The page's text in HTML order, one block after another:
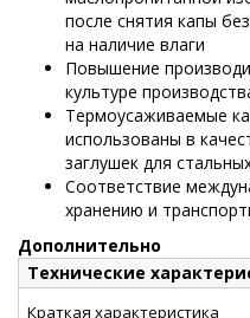
после снятия капы
на наличие влаги
Повышение
культуре
Термоусаживаемые
использованы в
заглушек для
Соответствие
хранению и
Дополнительно
Технические
Краткая характеристика